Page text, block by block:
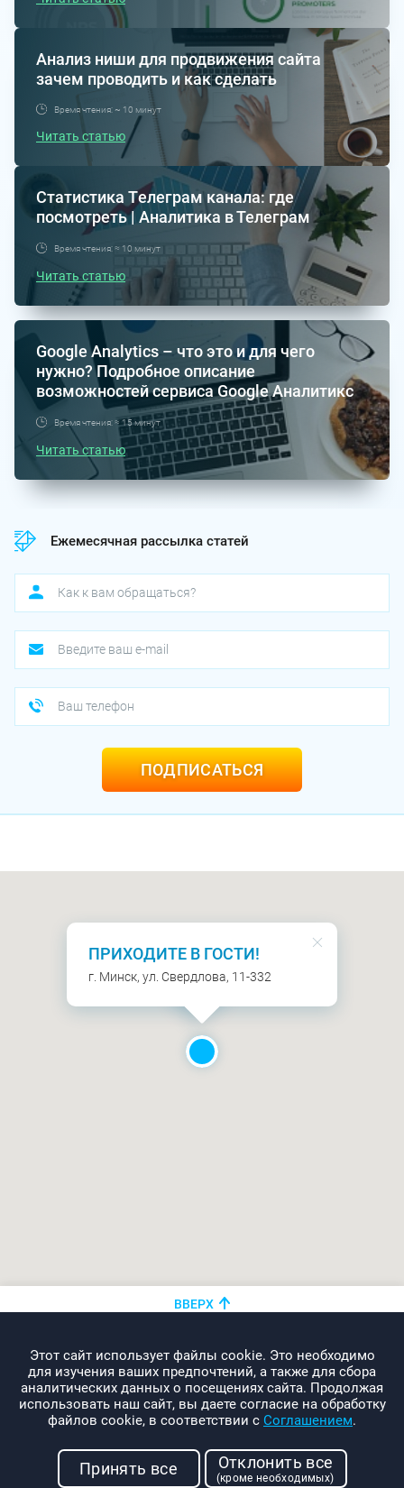
Анализ ниши для продвижения сайта
зачем проводить и как сделать
Время чтения: ~ 10 минут
Читать статью
Статистика Tелеграм канала: где
посмотреть | Аналитика в Телеграм
Время чтения: ≈ 10 минут
Читать статью
Google Analytics – что это и для чего
нужно? Подробное описание
возможностей сервиса Google Аналитикс
Время чтения: ≈ 15 минут
Читать статью
Ежемесячная рассылка статей
ПОДПИСАТЬСЯ
ПРИХОДИТЕ В ГОСТИ!
г. Минск, ул. Свердлова, 11-332
Этот сайт использует файлы cookie. Это необходимо
для изучения ваших предпочтений, а также для сбора
аналитических данных о посещениях сайта. Продолжая
использовать наш сайт, вы даете согласие на обработку
файлов cookie, в соответствии с Соглашением.
Принять все Отклонить все
(кроме необходимых)
ВВЕРХ
info@promo-webcom.by
© 2000-2026. Webcom Performance
г. Минск, ул. Свердлова, 11-332
УНП: 190437288